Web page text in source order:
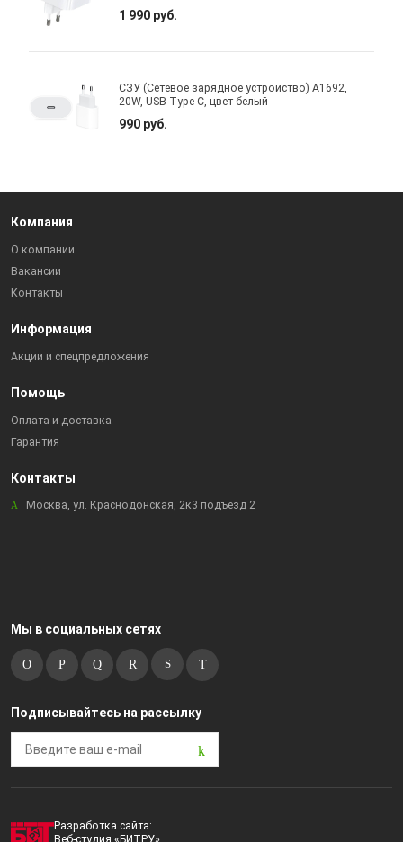
1 990 руб.
СЗУ (Сетевое зарядное устройство) A1692,
20W, USB Type C, цвет белый
990 руб.
Компания
О компании
Вакансии
Контакты
Информация
Акции и спецпредложения
Помощь
Оплата и доставка
Гарантия
Контакты
Москва, ул. Краснодонская, 2к3 подъезд 2
Мы в социальных сетях
Подписывайтесь на рассылку
Разработка сайта:
Веб-студия «БИТРУ»